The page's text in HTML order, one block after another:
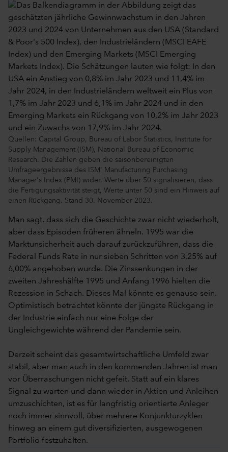
Quellen: Capital Group, Bureau of Labor Statistics, Institute for
Supply Management (ISM), National Bureau of Economic
Research. Die Zahlen geben die saisonbereinigten
Umfrageergebnisse des ISM' Manufacturing Purchasing
Manager's Index (PMI) wider. Werte über 50 signalisieren, dass
die Fertigungsaktivität steigt, Werte unter 50 sind ein Hinweis auf
einen Rückgang. Stand 30. November 2023.
Man sagt, dass sich die Geschichte zwar nicht wiederholt,
aber dass Episoden früheren ähneln. 1995 war die
Marktunsicherheit auch darauf zurückzuführen, dass die
Federal Funds Rate in nur sieben Schritten von 3,25% auf
6,00% angehoben wurde. Die Zinssenkungen in der
zweiten Jahreshälfte 1995 und Anfang 1996 hielten die
Rezession in Schach. Dieses Mal könnte es genauso sein.
Optimistisch betrachtet könnte der jüngste Rückgang in
der Industrie einfach nur eine Folge der
Ungleichgewichte während der Pandemie sein.
Derzeit scheint das gesamtwirtschaftliche Umfeld zwar
stabil, aber man auch in den kommenden Jahren ist man
vor Überraschungen nicht gefeit. Statt auf ein klares
Signal zu warten und dann wieder in Aktien und Anleihen
umzuschichten, ist es für langfristig orientierte Anleger
noch immer sinnvoll, über mehrere Konjunkturzyklen
hinweg an einem gut diversifizierten, ausgewogenen
Portfolio festzuhalten.